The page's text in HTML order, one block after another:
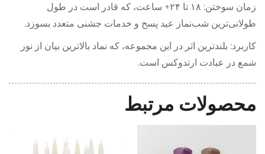
زمان سوختن: ۱۸ تا ۲۴+ ساعت، که قادر است در طول
طولانی‌ترین شب‌نماز عید پسح و خدمات جشنی متعدد بسوزد.
کاربرد: بلندترین اثر در این مجموعه، که نماد بالاترین بیان از نور
شمع در عبادت ارتدوکس است.
محصولات مرتبط